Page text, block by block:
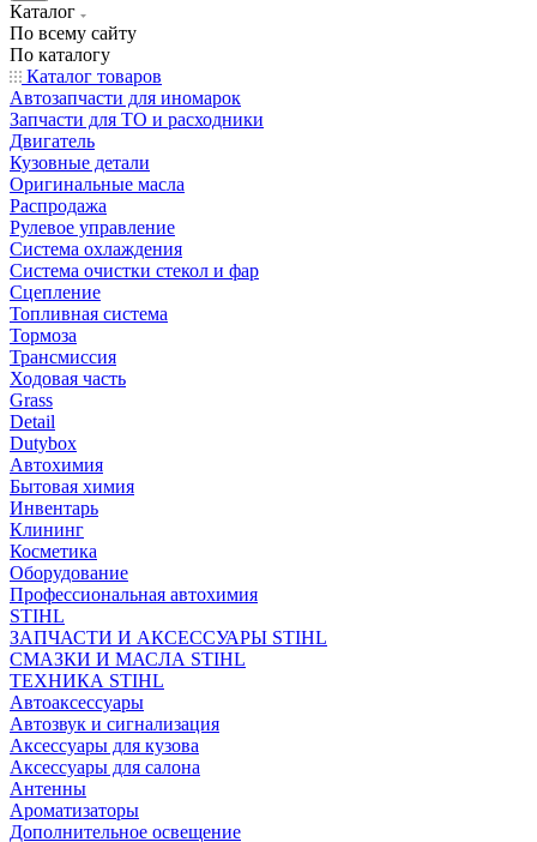
Каталог
По всему сайту
По каталогу
Каталог товаров
Автозапчасти для иномарок
Запчасти для ТО и расходники
Двигатель
Кузовные детали
Оригинальные масла
Распродажа
Рулевое управление
Система охлаждения
Система очистки стекол и фар
Сцепление
Топливная система
Тормоза
Трансмиссия
Ходовая часть
Grass
Detail
Dutybox
Автохимия
Бытовая химия
Инвентарь
Клининг
Косметика
Оборудование
Профессиональная автохимия
STIHL
ЗАПЧАСТИ И АКСЕССУАРЫ STIHL
СМАЗКИ И МАСЛА STIHL
ТЕХНИКА STIHL
Автоаксессуары
Автозвук и сигнализация
Аксессуары для кузова
Аксессуары для салона
Антенны
Ароматизаторы
Дополнительное освещение